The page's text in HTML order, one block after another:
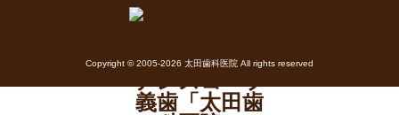
Copyright © 2005-2026 太田歯科医院 All rights reserved